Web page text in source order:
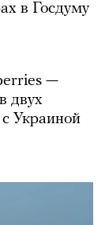
в Госдуму
—
двух
Украиной